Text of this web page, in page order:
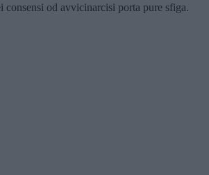
consensi od avvicinarcisi porta pure sfiga.